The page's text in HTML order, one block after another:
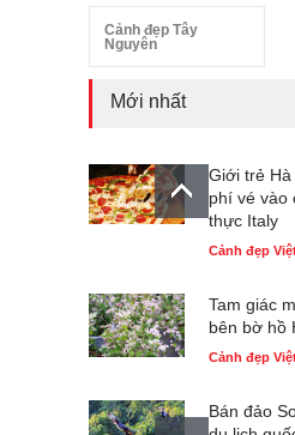
Cảnh đẹp Tây
Nguyên
Mới nhất
Giới trẻ
phí vé vào
thực Italy
Cảnh đẹp
Tam giác
bên bờ hồ
Cảnh đẹp
Bán đảo